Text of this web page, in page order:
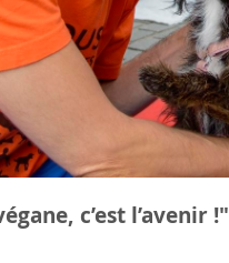
c’est l’avenir !"